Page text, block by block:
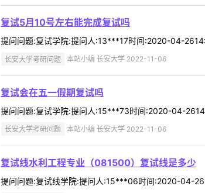
复试5月10号左右能完成复试吗
提问问题:复试学院:提问人:13***17时间:2020-04-
长安大学考研问题 本站小编 长安大学 2022-11-06
复试会在五一假期复试吗
提问问题:复试学院:提问人:15***73时间:2020-04-
长安大学考研问题 本站小编 长安大学 2022-11-06
复试线水利工程专业（081500）复试线是多少
提问问题:复试线学院:提问人:15***06时间:2020-04-